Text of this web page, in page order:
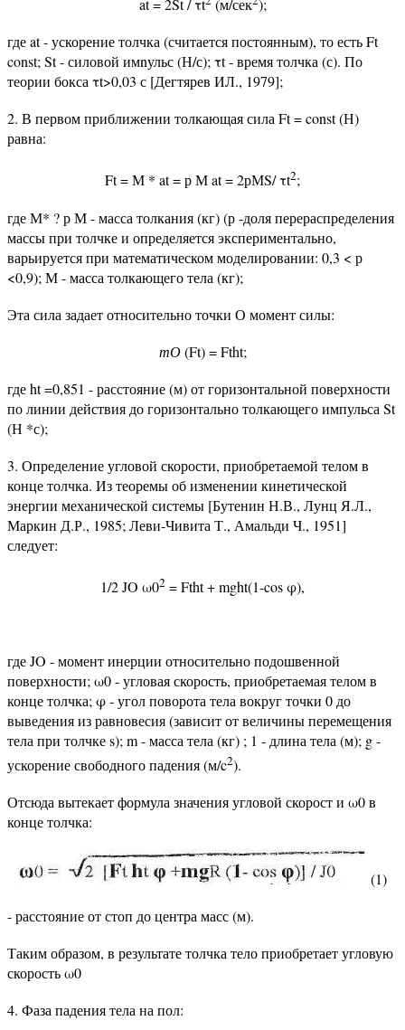
at = 2St / τt (м/сек );
где at - ускорение толчка (считается постоянным), то есть Ft
const; St - силовой имnульс (Н/с); τt - время толчка (с). По
теории бокса τt>0,03 с [Дегтярев ИЛ., 1979];
2. В первом приближении толкающая сила Ft = const (Н)
равна:
Ft = М * at = р М at = 2рМS/ τt2;
где М* ? р М - масса толкания (кг) (р -доля перераспределения
массы при толчке и определяется экспериментально,
варьируется при математическом моделировании: 0,3 < р
<0,9); М - масса толкающего тела (кг);
Эта сила задает относительно точки О момент силы:
тО(Ft) = Ftht;
где ht =0,851 - расстояние (м) от горизонтальной поверхности
по линии действия до горизонтально толкающего импульса St
(Н *с);
3. Определение угловой скорости, приобретаемой телом в
конце толчка. Из теоремы об изменении кинетической
энергии механической системы [Бутенин Н.В., Лунц Я.Л.,
Маркин Д.Р., 1985; Леви-Чивита Т., Амальди Ч., 1951]
следует:
1/2 JO ω02 = Ftht + mght(1-cos φ),
где JO - момент инерции относительно подошвенной
поверхности; ω0 - угловая скорость, приобретаемая телом в
конце толчка; φ - угол поворота тела вокруг точки 0 до
выведения из равновесия (зависит от величины перемещения
тела при толчке s); m - масса тела (кг) ; 1 - длина тела (м); g -
ускорение свободного падения (м/c2).
Отсюда вытекает формула значения угловой скорост и ω0 в
конце толчка:
(1)
- расстояние от стоп до центра масс (м).
Таким образом, в результате толчка тело приобретает угловую
скорость ω0
4. Фаза падения тела на пол: